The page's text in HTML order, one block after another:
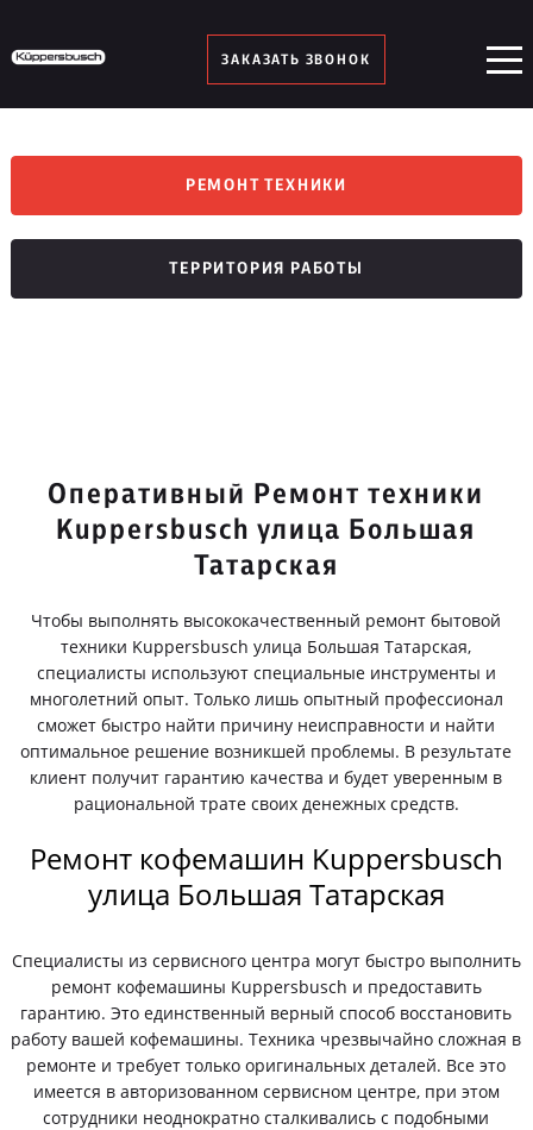
ЗАКАЗАТЬ ЗВОНОК
РЕМОНТ ТЕХНИКИ
ТЕРРИТОРИЯ РАБОТЫ
Оперативный Ремонт техники
Kuppersbusch улица Большая
Татарская
Чтобы выполнять высококачественный ремонт бытовой
техники Kuppersbusch улица Большая Татарская,
специалисты используют специальные инструменты и
многолетний опыт. Только лишь опытный профессионал
сможет быстро найти причину неисправности и найти
оптимальное решение возникшей проблемы. В результате
клиент получит гарантию качества и будет уверенным в
рациональной трате своих денежных средств.
Ремонт кофемашин Kuppersbusch
улица Большая Татарская
Специалисты из сервисного центра могут быстро выполнить
ремонт кофемашины Kuppersbusch и предоставить
гарантию. Это единственный верный способ восстановить
работу вашей кофемашины. Техника чрезвычайно сложная в
ремонте и требует только оригинальных деталей. Все это
имеется в авторизованном сервисном центре, при этом
сотрудники неоднократно сталкивались с подобными